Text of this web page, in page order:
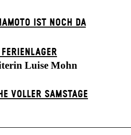
IST NOCH DA
FERIEN­LAGER
Luise Mohn
VOLLER SAMSTAGE